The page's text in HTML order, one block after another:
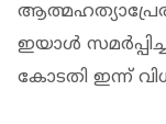
ഇയാള്‍
കോടതി ഇന്ന്